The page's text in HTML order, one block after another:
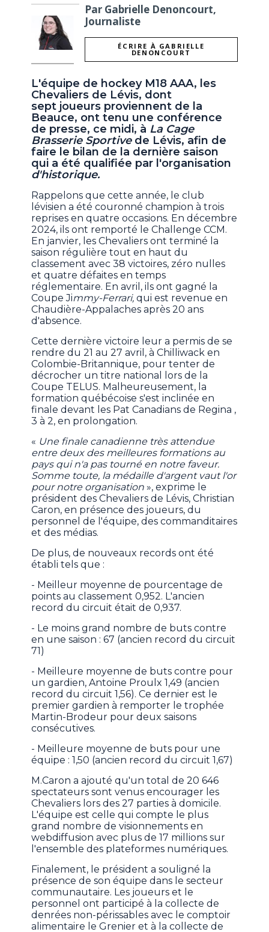
Par Gabrielle Denoncourt,
Journaliste
ÉCRIRE À GABRIELLE
DENONCOURT
L'équipe de hockey M18 AAA, les
Chevaliers de Lévis, dont
sept joueurs proviennent de la
Beauce, ont tenu une conférence
de presse, ce midi, à La Cage
Brasserie Sportivede Lévis, afin de
faire le bilan de la dernière saison
qui a été qualifiée par l'organisation
d'historique.
Rappelons que cette année, le club
lévisien a été couronné champion à trois
reprises en quatre occasions. En décembre
2024, ils ont remporté le Challenge CCM.
En janvier, les Chevaliers ont terminé la
saison régulière tout en haut du
classement avec 38 victoires, zéro nulles
et quatre défaites en temps
réglementaire. En avril, ils ont gagné la
Coupe Jimmy-Ferrari,qui est revenue en
Chaudière-Appalaches après 20 ans
d'absence.
Cette dernière victoire leur a permis de se
rendre du 21 au 27 avril, à Chilliwack en
Colombie-Britannique, pour tenter de
décrocher un titre national lors de la
Coupe TELUS. Malheureusement, la
formation québécoise s'est inclinée en
finale devant les Pat Canadians de Regina ,
3 à 2, en prolongation.
« Une finale canadienne très attendue
entre deux des meilleures formations au
pays qui n'a pas tourné en notre faveur.
Somme toute, la médaille d'argent vaut l'or
pour notre organisation», exprime le
président des Chevaliers de Lévis, Christian
Caron, en présence des joueurs, du
personnel de l'équipe, des commanditaires
et des médias.
De plus, de nouveaux records ont été
établi tels que :
- Meilleur moyenne de pourcentage de
points au classement 0,952. L'ancien
record du circuit était de 0,937.
- Le moins grand nombre de buts contre
en une saison : 67 (ancien record du circuit
71)
- Meilleure moyenne de buts contre pour
un gardien, Antoine Proulx 1,49 (ancien
record du circuit 1,56). Ce dernier est le
premier gardien à remporter le trophée
Martin-Brodeur pour deux saisons
consécutives.
- Meilleure moyenne de buts pour une
équipe : 1,50 (ancien record du circuit 1,67)
M.Caron a ajouté qu'un total de 20 646
spectateurs sont venus encourager les
Chevaliers lors des 27 parties à domicile.
L'équipe est celle qui compte le plus
grand nombre de visionnements en
webdiffusion avec plus de 17 millions sur
l'ensemble des plateformes numériques.
Finalement, le président a souligné la
présence de son équipe dans le secteur
communautaire. Les joueurs et le
personnel ont participé à la collecte de
denrées non-périssables avec le comptoir
alimentaire le Grenier et à la collecte de